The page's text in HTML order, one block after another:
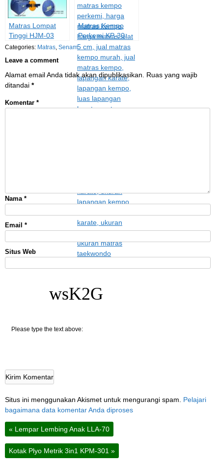
Matras Lompat
Tinggi HJM-03
Matras Kempo
Perkemi KP-30
Categories: Matras Senam
Leave a comment
Alamat email Anda tidak akan dipublikasikan.
Ruas yang wajib
ditandai *
Komentar *
Nama *
Email *
Situs Web
wsK2G
Please type the text above:
Situs ini menggunakan Akismet untuk mengurangi spam. Pelajari
bagaimana data komentar Anda diproses
« Lempar Lembing Anak LLA-70
Kotak Plyo Metrik 3in1 KPM-301 »